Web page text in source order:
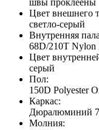
Цвет внешнего
светло-серый
Внутренняя
68D/210T
Цвет
серый
Пол:
150D Polyester
Каркас:
Дюралюминий
Молния: